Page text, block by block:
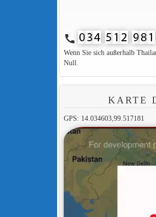
call
Wenn Sie sich außerhalb
Null.
KARTE
GPS: 14.034603,99.517181